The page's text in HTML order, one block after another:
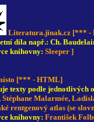
Literatura.jinak.cz [*** -
díla např.: Ch.
knihovny: Sleeper ]
[*** - HTML]
texty podle jednotlivých
Malarmée,
rentgenový atlas (se
knihovny: František